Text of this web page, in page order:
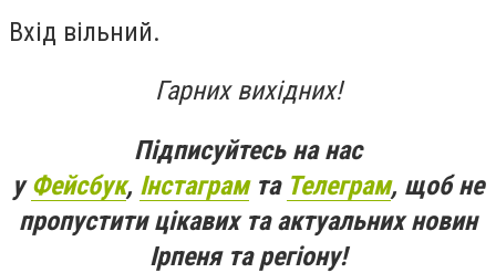
Вхід вільний.
Гарних вихідних!
Підписуйтесь на нас
уФейсбук, Інстаграмта Телеграм, щоб не
пропустити цікавих та актуальних новин
Ірпеня та регіону!